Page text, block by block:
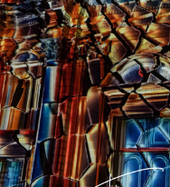
festival
de
musique
celte
organisé
au
parc
archéologique
de
Bliesbruck
3 août 2026
Un festival de
organisé au parc
de Bliesbruck les